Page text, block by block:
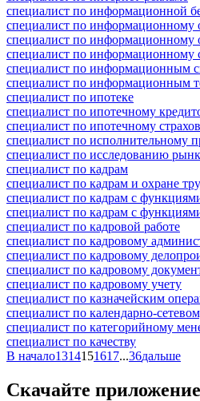
специалист по информационной
специалист по информационному
специалист по
специалист по
специалист по информационным
специалист по информационным
специалист по ипотеке
специалист по ипотечному
специалист по ипотечному
специалист по исполнительному
специалист по исследованию
специалист по кадрам
специалист по кадрам и охране
специалист по кадрам с
специалист по кадрам с
специалист по кадровой работе
специалист по кадровому
специалист по кадровому
специалист по кадровому
специалист по кадровому учету
специалист по казначейским
специалист по календарно-
специалист по категорийному
специалист по качеству
В начало1314151617...36дальше
Скачайте приложение